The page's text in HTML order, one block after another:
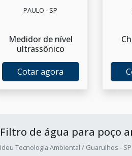
PAULO - SP
Medidor de nível
ultrassônico
Cotar agora
Filtro de água para poço
Ideu Tecnologia Ambiental / Guarulhos - SP